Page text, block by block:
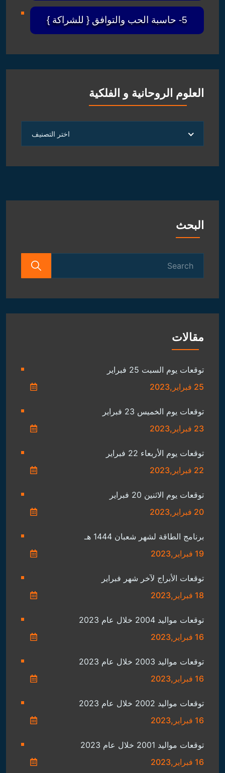
5- حاسبة الحب والتوافق { للشراكة }
العلوم الروحانية و الفلكية
الروحانية
الفلكية
اختر التصنيف
البحث
مقالات
توقعات يوم السبت 25 فبراير
25 فبراير,2023
توقعات يوم الخميس 23 فبراير
23 فبراير,2023
توقعات يوم الأربعاء 22 فبراير
22 فبراير,2023
توقعات يوم الاثنين 20 فبراير
20 فبراير,2023
برنامج الطاقة لشهر شعبان 1444 هـ
19 فبراير,2023
توقعات الأبراج لآخر شهر فبراير
18 فبراير,2023
توقعات مواليد 2004 خلال عام 2023
16 فبراير,2023
توقعات مواليد 2003 خلال عام 2023
16 فبراير,2023
توقعات مواليد 2002 خلال عام 2023
16 فبراير,2023
توقعات مواليد 2001 خلال عام 2023
16 فبراير,2023